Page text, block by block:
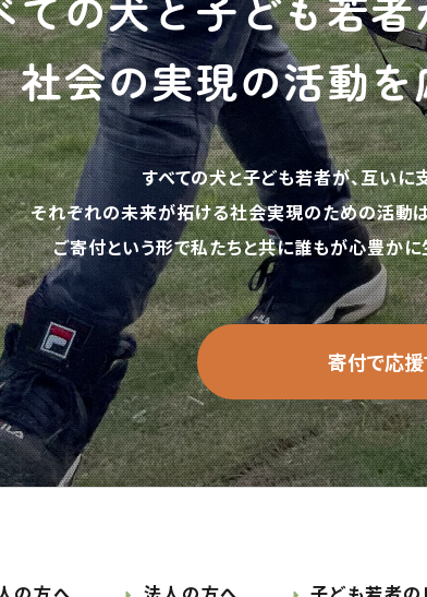
社会の実現の活動
すべての犬と子ども若者が、互いに
それぞれの未来が拓ける社会実現のための活動
ご寄付という形で私たちと共に誰もが心豊かに
寄付で応援